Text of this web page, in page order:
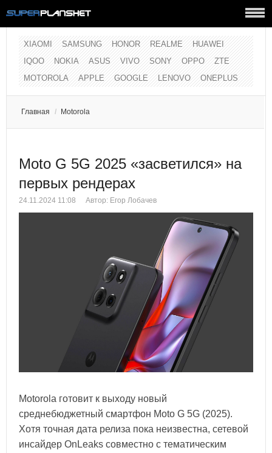
XIAOMI SAMSUNG HONOR REALME
HUAWEI
IQOO
NOKIA ASUS VIVO SONY OPPO
ZTE
MOTOROLA
APPLE GOOGLE LENOVO ONEPLUS
Главная / Motorola
Moto G 5G 2025 «засветился» на
первых рендерах
24.11.2024 11:08 Автор: Егор Лобачев
Motorola готовит к выходу новый
среднебюджетный смартфон Moto G 5G (2025).
Хотя точная дата релиза пока неизвестна, сетевой
инсайдер OnLeaks совместно с тематическим